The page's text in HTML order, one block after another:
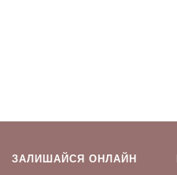
ЗАЛИШАЙСЯ ОНЛАЙН